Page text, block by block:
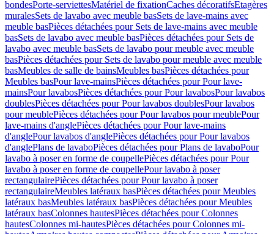
bondesPorte-serviettesMatériel de fixationCaches décoratifsEtagères
muralesSets de lavabo avec meuble basSets de lave-mains avec
meuble basPièces détachées pour Sets de lave-mains avec meuble
basSets de lavabo avec meuble basPièces détachées pour Sets de
lavabo avec meuble basSets de lavabo pour meuble avec meuble
basPièces détachées pour Sets de lavabo pour meuble avec meuble
basMeubles de salle de bainsMeubles basPièces détachées pour
Meubles basPour lave-mainsPièces détachées pour Pour lave-
mainsPour lavabosPièces détachées pour Pour lavabosPour lavabos
doublesPièces détachées pour Pour lavabos doublesPour lavabos
pour meublePièces détachées pour Pour lavabos pour meublePour
lave-mains d'anglePièces détachées pour Pour lave-mains
d'anglePour lavabos d'anglePièces détachées pour Pour lavabos
d'anglePlans de lavaboPièces détachées pour Plans de lavaboPour
lavabo à poser en forme de coupellePièces détachées pour Pour
lavabo à poser en forme de coupellePour lavabo à poser
rectangulairePièces détachées pour Pour lavabo à poser
rectangulaireMeubles latéraux basPièces détachées pour Meubles
latéraux basMeubles latéraux basPièces détachées pour Meubles
latéraux basColonnes hautesPièces détachées pour Colonnes
hautesColonnes mi-hautesPièces détachées pour Colonnes mi-